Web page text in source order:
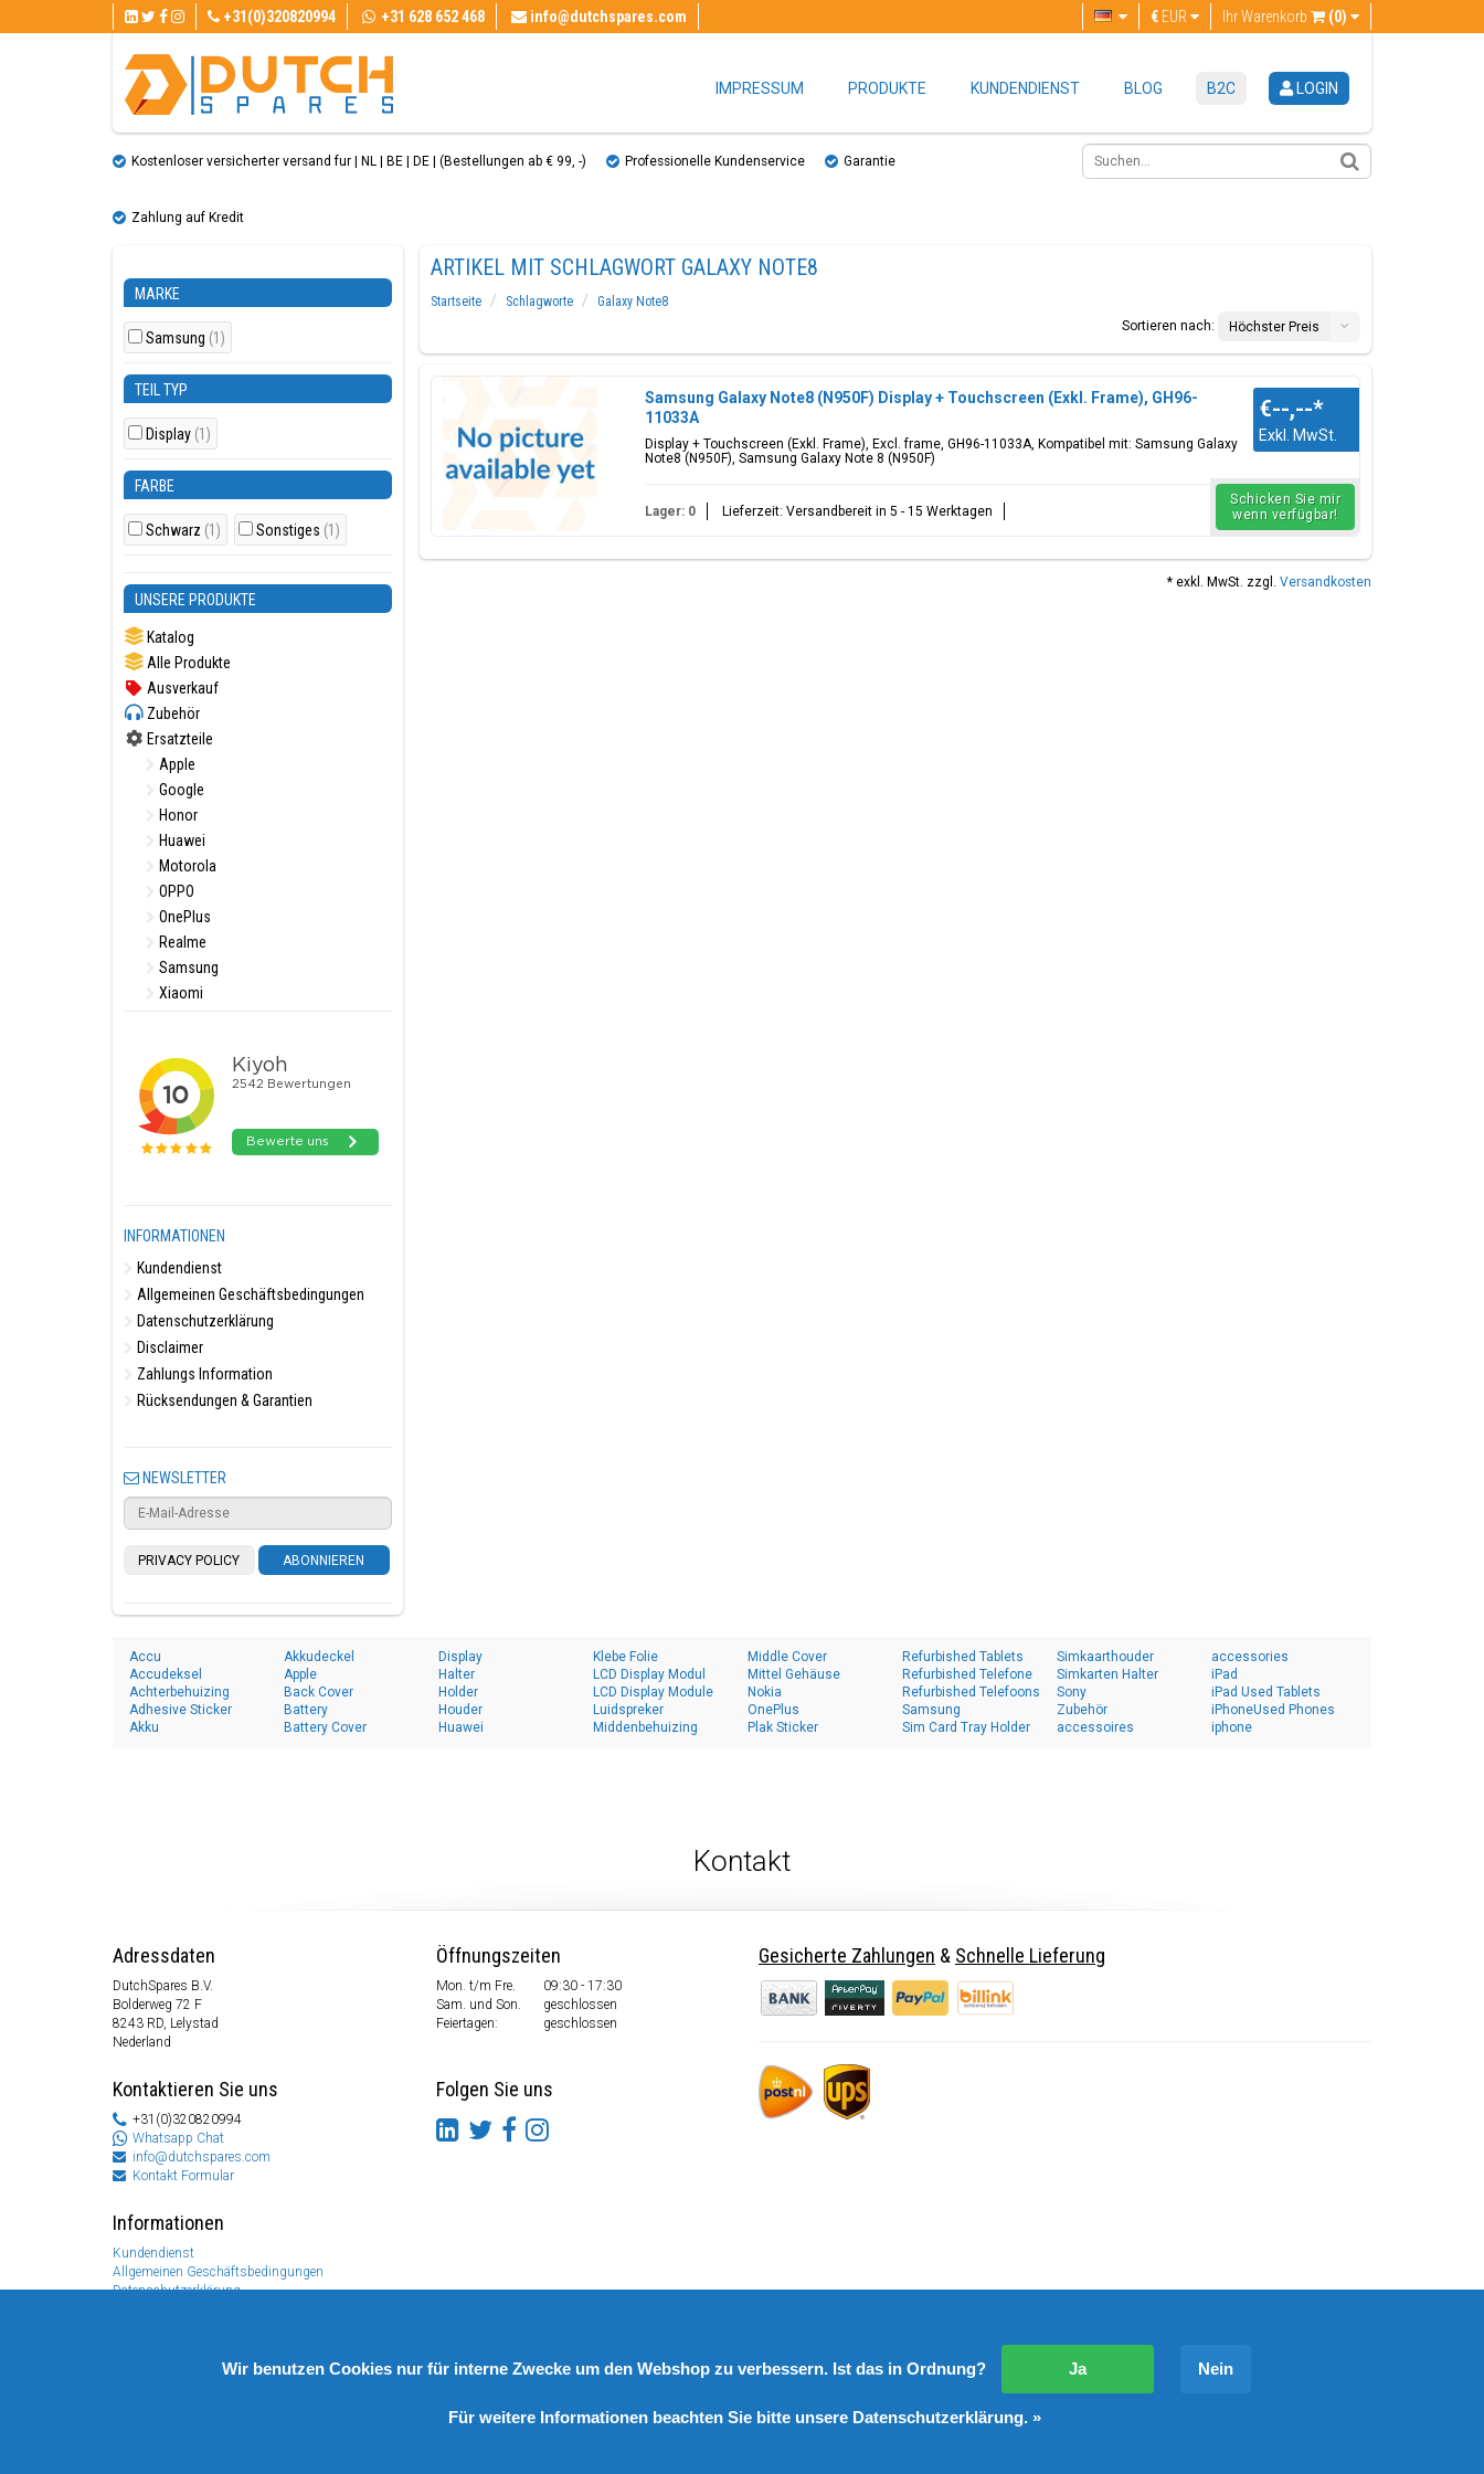
+31(0)320820994 +31 628 652 468 info@dutchspares.com Ihr Warenkorb (0)
€ EUR
IMPRESSUM PRODUKTE KUNDENDIENST BLOG B2C LOGIN
Kostenloser versicherter versand fur | NL | BE | DE | (Bestellungen ab € 99, ​​-) Professionelle Kundenservice Garantie
Zahlung auf Kredit
MARKE
Samsung (1)
TEIL TYP
Display (1)
FARBE
Schwarz (1) Sonstiges (1)
UNSERE PRODUKTE
Katalog
Alle Produkte
Ausverkauf
Zubehör
Ersatzteile
Apple
Google
Honor
Huawei
Motorola
OPPO
OnePlus
Realme
Samsung
Xiaomi
INFORMATIONEN
Kundendienst
Allgemeinen Geschäftsbedingungen
Datenschutzerklärung
Disclaimer
Zahlungs Information
Rücksendungen & Garantien
NEWSLETTER
PRIVACY POLICY ABONNIEREN
ARTIKEL MIT SCHLAGWORT GALAXY NOTE8
Startseite Schlagworte
Galaxy Note8
Sortieren nach:
Höchster Preis
Samsung Galaxy Note8 (N950F) Display + Touchscreen (Exkl. Frame), GH96-
11033A
Display + Touchscreen (Exkl. Frame), Excl. frame, GH96-11033A, Kompatibel mit: Samsung Galaxy
Note8 (N950F), Samsung Galaxy Note 8 (N950F)
€--,--*
Exkl. MwSt.
Lager: 0 Lieferzeit: Versandbereit in 5 - 15 Werktagen
Schicken Sie mir
wenn verfügbar!
* exkl. MwSt. zzgl. Versandkosten
Accu
Accudeksel
Achterbehuizing
Adhesive Sticker
Akku
Akkudeckel
Apple
Back Cover
Battery
Battery Cover
Display
Halter
Holder
Houder
Huawei
Klebe Folie
LCD Display Modul
LCD Display Module
Luidspreker
Middenbehuizing
Middle Cover
Mittel Gehäuse
Nokia
OnePlus
Plak Sticker
Refurbished Tablets
Refurbished Telefone
Refurbished Telefoons
Samsung
Sim Card Tray Holder
Simkaarthouder
Simkarten Halter
Sony
Zubehör
accessoires
accessories
iPad
iPad Used Tablets
iPhoneUsed Phones
iphone
Kontakt
Adressdaten
DutchSpares B.V.
Bolderweg 72 F
8243 RD, Lelystad
Nederland
Kontaktieren Sie uns
+31(0)320820994
Whatsapp Chat
info@dutchspares.com
Kontakt Formular
Informationen
Kundendienst
Allgemeinen Geschäftsbedingungen
Datenschutzerklärung
Öffnungszeiten
Mon. t/m Fre.
09:30 - 17:30
Sam. und Son.
geschlossen
Feiertagen:
geschlossen
Folgen Sie uns
Gesicherte Zahlungen & Schnelle Lieferung
© Copyright 2026 DutchSpares B.V. - Design byWebdinge.nl
Wir benutzen Cookies nur für interne Zwecke um den Webshop zu verbessern. Ist das in Ordnung? Ja Nein
Für weitere Informationen beachten Sie bitte unsere Datenschutzerklärung. »